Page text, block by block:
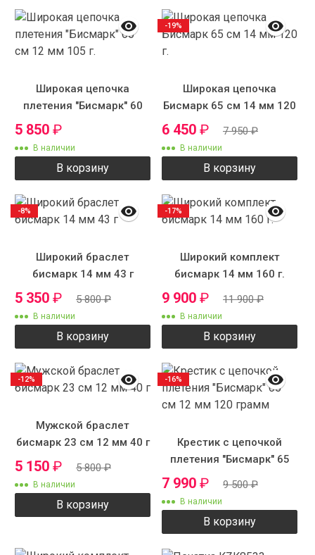
Широкая цепочка
плетения "Бисмарк" 60
см 12 мм 105 г.
5 850 ₽
В наличии
В корзину
Широкая цепочка
Бисмарк 65 см 14 мм 120
6 450 ₽ 7 950₽
В наличии
В корзину
-19%
Широкий браслет
бисмарк 14 мм 43 г
5 350 ₽ 5 800₽
В наличии
В корзину
-8%
Широкий комплект
бисмарк 14 мм 160 г.
9 900 ₽ 11 900₽
В наличии
В корзину
-17%
Мужской браслет
бисмарк 23 см 12 мм 40 г
5 150 ₽ 5 800₽
В наличии
В корзину
-12%
Крестик с цепочкой
плетения "Бисмарк" 65
см 12 мм 120 грамм
7 990 ₽ 9 500₽
В наличии
В корзину
-16%